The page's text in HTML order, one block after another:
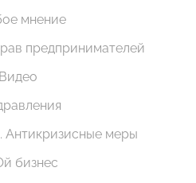
мнение
предпринимателей
Видео
меры
бизнес